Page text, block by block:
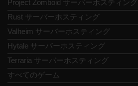
Project Zomboid サーバーホスティング
Rust サーバーホスティング
Valheim サーバーホスティング
Hytale サーバーホスティング
Terraria サーバーホスティング
すべてのゲーム